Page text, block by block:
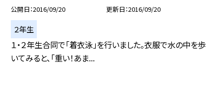
公開日 2016/09/20 更新日 2016/09/20
２年生
１・２年生合同で「着衣泳」を行いました。衣服で水の中を歩
いてみると、「重い！あま...